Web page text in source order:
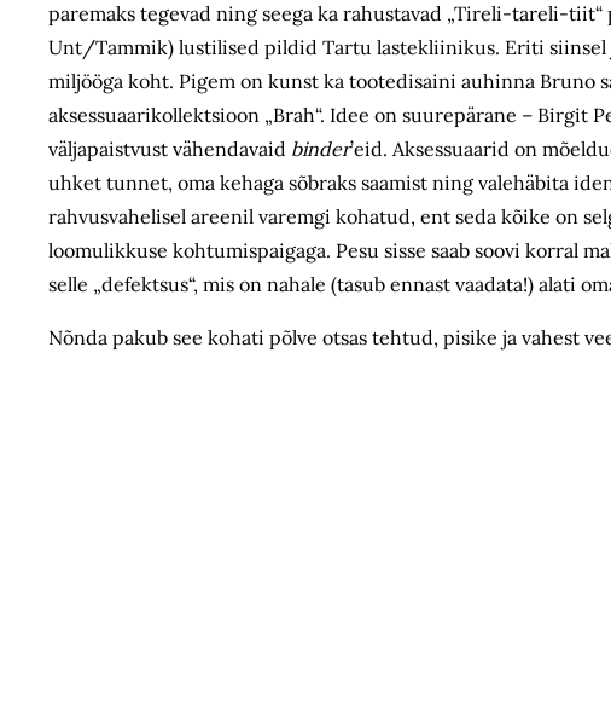
paremaks tegevad ning seega ka rahustavad „Tireli-tareli-
Unt/Tammik) lustilised pildid Tartu laste­kliinikus. Eriti siinsel
miljööga koht. Pigem on kunst ka tootedisaini auhinna Bruno
aksessuaarikollektsioon „Brah“. Idee on suure­pärane –
väljapaistvust vähendavaid binder’eid. Aksessuaarid on
uhket tunnet, oma kehaga sõbraks saamist ning valehäbita
rahvusvahelisel areenil varemgi kohatud, ent seda kõike on
loomulikkuse kohtumispaigaga. Pesu sisse saab soovi korral
selle „defektsus“, mis on nahale (tasub ennast vaadata!) alati
Nõnda pakub see kohati põlve otsas tehtud, pisike ja vahest